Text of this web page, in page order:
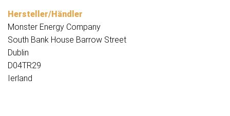
Hersteller/Händler
Monster Energy Company
South Bank House Barrow Street
Dublin
D04TR29
Ierland